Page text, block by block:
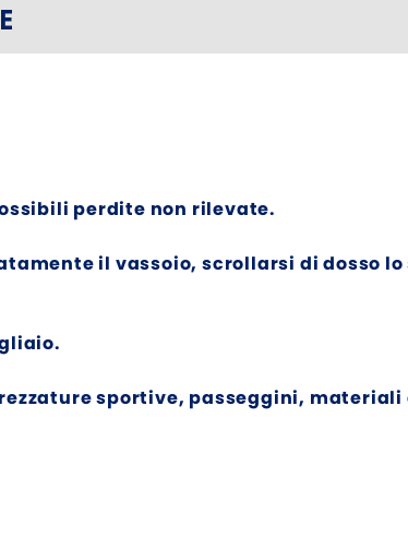
perdite non rilevate.
il vassoio, scrollarsi di dosso
sportive, passeggini,